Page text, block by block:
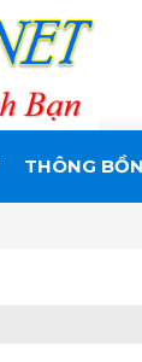
THÔNG